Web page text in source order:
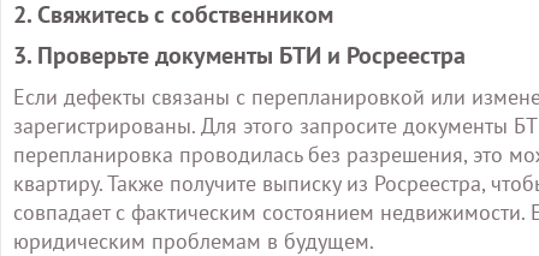
2. Свяжитесь с собственником
3. Проверьте документы БТИ и Росреестра
Если дефекты связаны с перепланировкой или
зарегистрированы. Для этого запросите документы
перепланировка проводилась без разрешения, это
квартиру. Также получите выписку из Росреестра,
совпадает с фактическим состоянием
юридическим проблемам в будущем.